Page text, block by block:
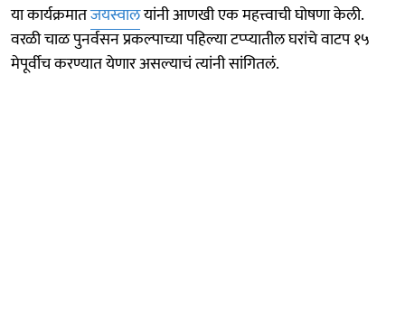
या कार्यक्रमातजयस्वालयांनी आणखी एक महत्त्वाची घोषणा केली.
वरळी चाळ पुनर्वसन प्रकल्पाच्या पहिल्या टप्प्यातील घरांचे वाटप १५
मेपूर्वीच करण्यात येणार असल्याचं त्यांनी सांगितलं.